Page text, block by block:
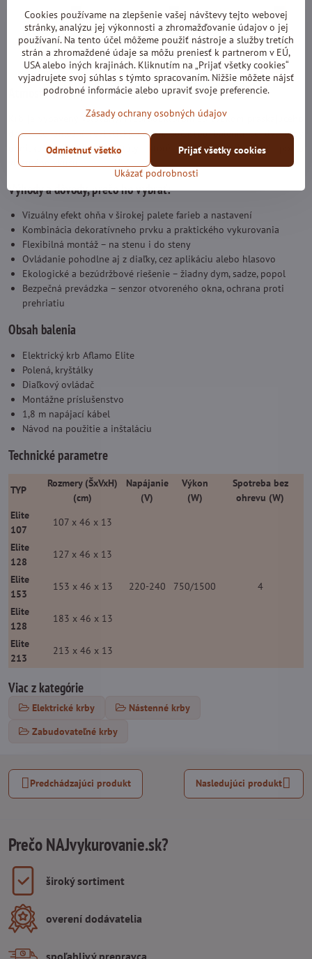
Atmosféra ako pri skutočnom ohni
Krb je vybavený vstavaným reproduktorom so zvukom praskajúceho
dreva, čo umožní realistický dojem. Súčasťou balenia sú dva typy
ohniska: polená a kryštály, ktoré môžete kombinovať podľa
vlastného vkusu.
Výhody a dôvody, prečo ho vybrať:
Vizuálny efekt ohňa v širokej palete farieb a nastavení
Kombinácia dekoratívneho prvku a praktického vykurovania
Flexibilná montáž – na stenu i do steny
Ovládanie pohodlne aj z diaľky, cez aplikáciu alebo hlasovo
Ekologické a bezúdržbové riešenie – žiadny dym, sadze, popol
Bezpečná prevádzka – senzor otvoreného okna, ochrana proti
prehriatiu
Obsah balenia
Elektrický krb Aflamo Elite
Polená, kryštálky
Diaľkový ovládač
Montážne príslušenstvo
1,8 m napájací kábel
Návod na použitie a inštaláciu
Technické parametre
TYP
Rozmery (ŠxVxH)
(cm)
Napájanie
(V)
Výkon
(W)
Spotreba bez
ohrevu (W)
Elite
107
107 x 46 x 13
220-240 750/1500 4
Elite
128
127 x 46 x 13
Elite
153
153 x 46 x 13
Elite
128
183 x 46 x 13
Elite
213
213 x 46 x 13
Viac z kategórie
Elektrické krby
Nástenné krby
Zabudovateľné krby
Predchádzajúci produkt Nasledujúci produkt
Prečo NAJvykurovanie.sk?
široký sortiment
overení dodávatelia
spoľahlivý prepravca
Cookies používame na zlepšenie vašej návštevy tejto webovej
stránky, analýzu jej výkonnosti a zhromažďovanie údajov o jej
používaní. Na tento účel môžeme použiť nástroje a služby tretích
strán a zhromaždené údaje sa môžu preniesť k partnerom v EÚ,
USA alebo iných krajinách. Kliknutím na „Prijať všetky cookies“
vyjadrujete svoj súhlas s týmto spracovaním. Nižšie môžete nájsť
podrobné informácie alebo upraviť svoje preferencie.
Zásady ochrany osobných údajov
Ukázať podrobnosti
Prijať všetky cookies
Odmietnuť všetko